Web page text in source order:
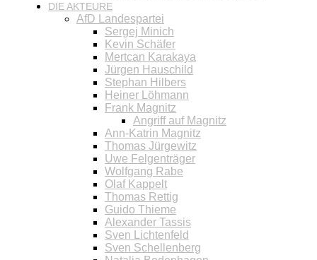
DIE AKTEURE
AfD Landespartei
Sergej Minich
Kevin Schäfer
Mertcan Karakaya
Jürgen Hauschild
Stephan Hilbers
Heiner Löhmann
Frank Magnitz
Angriff auf Magnitz
Ann-Katrin Magnitz
Thomas Jürgewitz
Uwe Felgenträger
Wolfgang Rabe
Olaf Kappelt
Thomas Rettig
Guido Thieme
Alexander Tassis
Sven Lichtenfeld
Sven Schellenberg